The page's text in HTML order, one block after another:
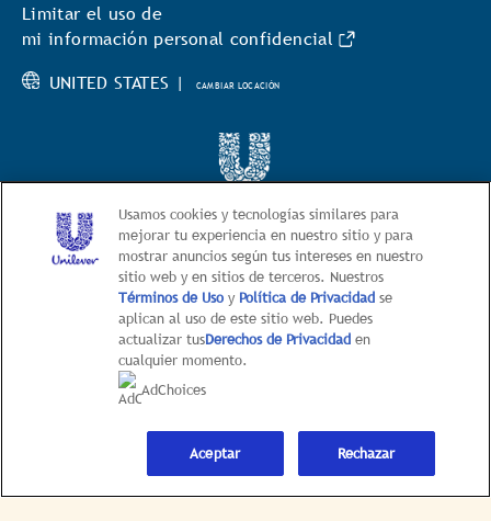
Limitar el uso de
mi información personal confidencial
UNITED STATES | CAMBIAR LOCACIÓN
© 2026 BestFoods
Este sitio web está dirigido exclusivamente
a los consumidores estadounidenses de productos y
servicios de Unilever United States.
Este sitio web no está dirigido a
consumidores radicados fuera de Estados Unidos
Usamos cookies y tecnologías similares para
mejorar tu experiencia en nuestro sitio y para
mostrar anuncios según tus intereses en nuestro
sitio web y en sitios de terceros. Nuestros
Términos de Uso y Política de Privacidadse
aplican al uso de este sitio web. Puedes
actualizar tusDerechos de Privacidad en
cualquier momento.
AdChoices
Rechazar
Aceptar